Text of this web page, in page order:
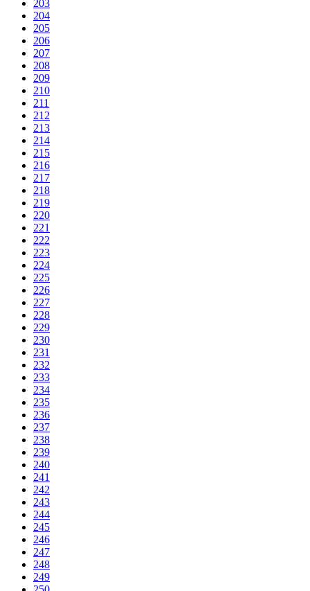
203
204
205
206
207
208
209
210
211
212
213
214
215
216
217
218
219
220
221
222
223
224
225
226
227
228
229
230
231
232
233
234
235
236
237
238
239
240
241
242
243
244
245
246
247
248
249